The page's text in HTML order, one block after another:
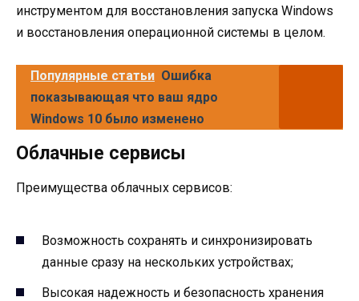
инструментом для восстановления запуска Windows
и восстановления операционной системы в целом.
Популярные статьи Ошибка
показывающая что ваш ядро
Windows 10 было изменено
Облачные сервисы
Преимущества облачных сервисов:
Возможность сохранять и синхронизировать
данные сразу на нескольких устройствах;
Высокая надежность и безопасность хранения